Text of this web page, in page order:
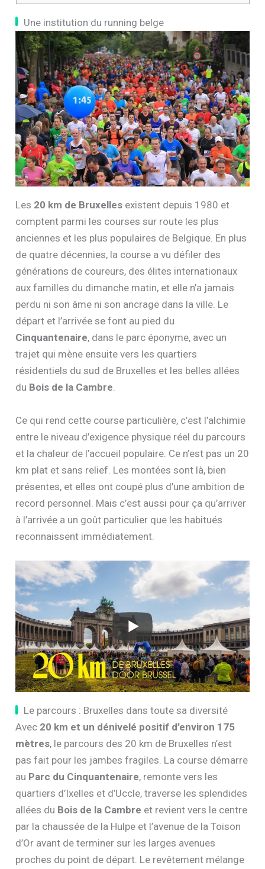
Une institution du running belge
Les 20 km de Bruxelles existent depuis 1980 et
comptent parmi les courses sur route les plus
anciennes et les plus populaires de Belgique. En plus
de quatre décennies, la course a vu défiler des
générations de coureurs, des élites internationaux
aux familles du dimanche matin, et elle n’a jamais
perdu ni son âme ni son ancrage dans la ville. Le
départ et l’arrivée se font au pied du
Cinquantenaire, dans le parc éponyme, avec un
trajet qui mène ensuite vers les quartiers
résidentiels du sud de Bruxelles et les belles allées
du Bois de la Cambre.
Ce qui rend cette course particulière, c’est l’alchimie
entre le niveau d’exigence physique réel du parcours
et la chaleur de l’accueil populaire. Ce n’est pas un 20
km plat et sans relief. Les montées sont là, bien
présentes, et elles ont coupé plus d’une ambition de
record personnel. Mais c’est aussi pour ça qu’arriver
à l’arrivée a un goût particulier que les habitués
reconnaissent immédiatement.
Le parcours : Bruxelles dans toute sa diversité
Avec 20 km et un dénivelé positif d’environ 175
mètres, le parcours des 20 km de Bruxelles n’est
pas fait pour les jambes fragiles. La course démarre
au Parc du Cinquantenaire, remonte vers les
quartiers d’Ixelles et d’Uccle, traverse les splendides
allées du Bois de la Cambre et revient vers le centre
par la chaussée de la Hulpe et l’avenue de la Toison
d’Or avant de terminer sur les larges avenues
proches du point de départ. Le revêtement mélange